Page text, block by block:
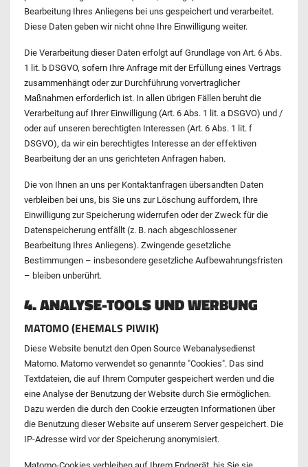
Bearbeitung Ihres Anliegens bei uns gespeichert und verarbeitet.
Diese Daten geben wir nicht ohne Ihre Einwilligung weiter.
Die Verarbeitung dieser Daten erfolgt auf Grundlage von Art. 6 Abs.
1 lit. b DSGVO, sofern Ihre Anfrage mit der Erfüllung eines Vertrags
zusammenhängt oder zur Durchführung vorvertraglicher
Maßnahmen erforderlich ist. In allen übrigen Fällen beruht die
Verarbeitung auf Ihrer Einwilligung (Art. 6 Abs. 1 lit. a DSGVO) und /
oder auf unseren berechtigten Interessen (Art. 6 Abs. 1 lit. f
DSGVO), da wir ein berechtigtes Interesse an der effektiven
Bearbeitung der an uns gerichteten Anfragen haben.
Die von Ihnen an uns per Kontaktanfragen übersandten Daten
verbleiben bei uns, bis Sie uns zur Löschung auffordern, Ihre
Einwilligung zur Speicherung widerrufen oder der Zweck für die
Datenspeicherung entfällt (z. B. nach abgeschlossener
Bearbeitung Ihres Anliegens). Zwingende gesetzliche
Bestimmungen – insbesondere gesetzliche Aufbewahrungsfristen
– bleiben unberührt.
4. ANALYSE-TOOLS UND WERBUNG
MATOMO (EHEMALS PIWIK)
Diese Website benutzt den Open Source Webanalysedienst
Matomo. Matomo verwendet so genannte "Cookies". Das sind
Textdateien, die auf Ihrem Computer gespeichert werden und die
eine Analyse der Benutzung der Website durch Sie ermöglichen.
Dazu werden die durch den Cookie erzeugten Informationen über
die Benutzung dieser Website auf unserem Server gespeichert. Die
IP-Adresse wird vor der Speicherung anonymisiert.